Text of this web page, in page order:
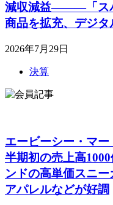
減収減益―――「ス
商品を拡充、デジ
2026年7月29日
決算
エービーシー・マー
半期初の売上高
ンドの高単価スニ
アパレルなどが好調